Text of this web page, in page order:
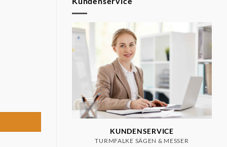
KUNDENSERVICE
TURMFALKE SÄGEN & MESSER